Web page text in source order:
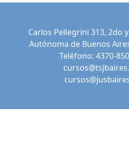
Carlos Pellegrini 313, 2do
Autónoma de Buenos
Teléfono: 4370-